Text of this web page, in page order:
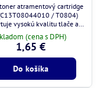
atramentový cartridge
/ T0804)
vysokú kvalitu tlače a
s tlačiarňami
Epson.
(cena s DPH)
1,65 €
Do košíka